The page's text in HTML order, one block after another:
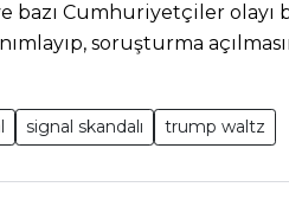
bazı Cumhuriyetçiler olayı
soruşturma
signal skandalı trump waltz